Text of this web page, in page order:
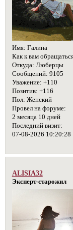
Имя: Галина
Как к вам
Откуда: Люберцы
Сообщений: 9105
Уважение: +110
Позитив: +116
Пол: Женский
Провел на форуме:
2 месяца 10 дней
Последний визит:
07-08-2026 10:20:28
ALISIA32
Эксперт-старожил